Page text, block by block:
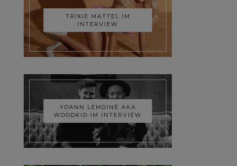
TRIXIE MATTEL IM
INTERVIEW
YOANN LEMOINE AKA
WOODKID IM INTERVIEW